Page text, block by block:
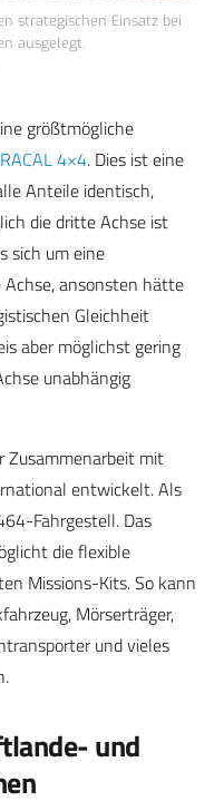
strategischen Einsatz bei
ausgelegt.
größtmögliche
4×4. Dies ist eine
Anteile identisch,
die dritte Achse ist
sich um eine
ansonsten hätte
Gleichheit
aber möglichst gering
unabhängig
Zusammenarbeit mit
entwickelt. Als
Fahrgestell. Das
die flexible
Missions-Kits. So kann
Mörserträger,
und vieles
und